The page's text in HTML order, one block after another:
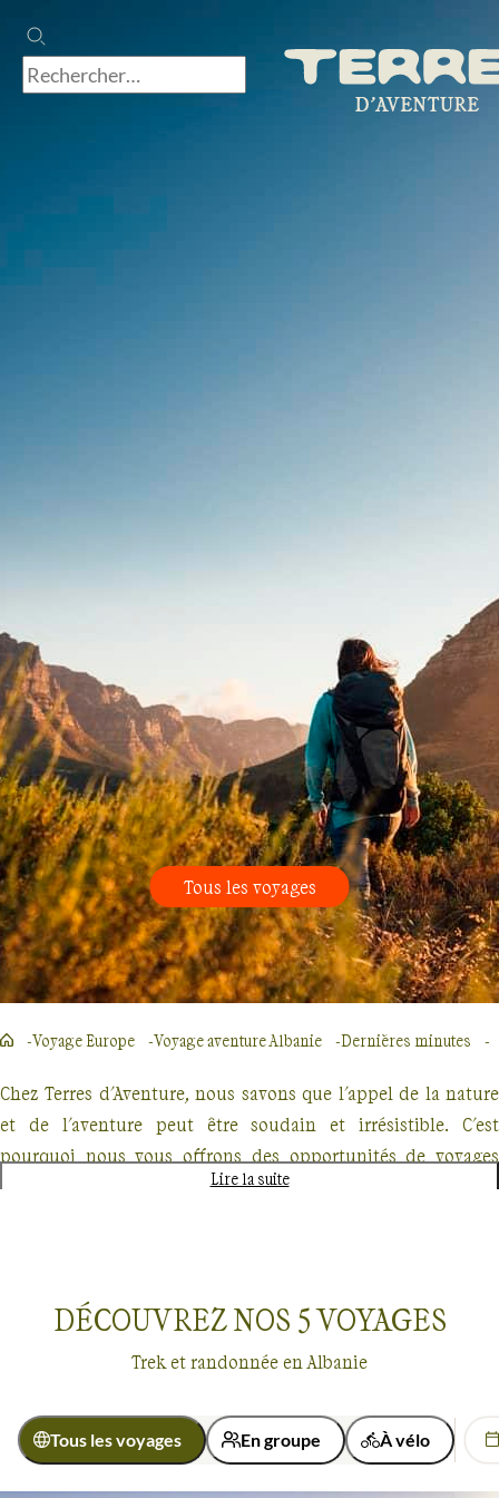
Tous les voyages
Voyage Europe Voyage aventure Albanie Dernières minutes
Chez Terres d'Aventure, nous savons que l'appel de la nature
et de l'aventure peut être soudain et irrésistible. C'est
pourquoi nous vous offrons des opportunités de voyages
d'aventure en dernières minutes, parfaits pour les
avons le voyage qu'il vous faut.
Nos offres de dernières minutes comprennent des treks
et des croisières exploratoires. Imaginez-vous parcourant les
sentiers escarpés du GR20 en Corse, ou naviguant parmi les
Lire la suite
DÉCOUVREZ NOS 5VOYAGES
Trek et randonnée en Albanie
Tous les voyages En groupe À vélo